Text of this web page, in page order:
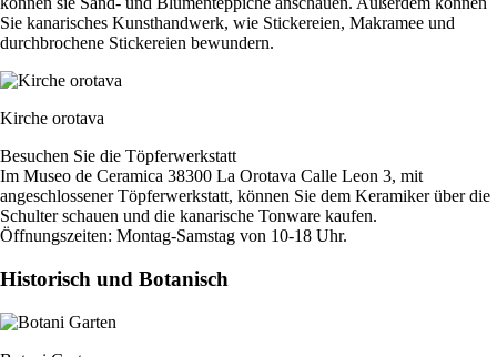
Sie kanarisches Kunsthandwerk, wie Stickereien, Makramee und
durchbrochene Stickereien bewundern.
Kirche orotava
Besuchen Sie die Töpferwerkstatt
Im Museo de Ceramica 38300 La Orotava Calle Leon 3, mit
angeschlossener Töpferwerkstatt, können Sie dem Keramiker über die
Schulter schauen und die kanarische Tonware kaufen.
Öffnungszeiten: Montag-Samstag von 10-18 Uhr.
Historisch und Botanisch